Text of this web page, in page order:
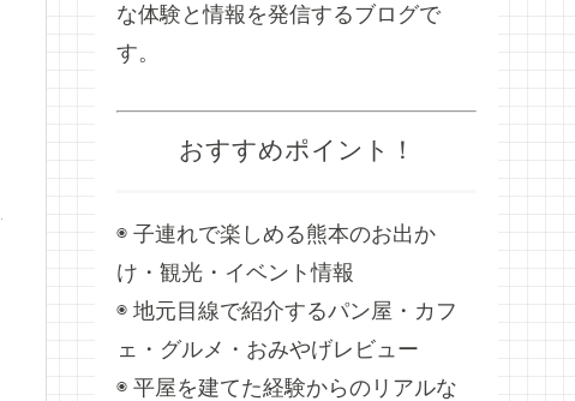
な体験と情報を発信するブログで
す。
おすすめポイント！
◉ 子連れで楽しめる熊本のお出か
け・観光・イベント情報
◉ 地元目線で紹介するパン屋・カフ
ェ・グルメ・おみやげレビュー
◉ 平屋を建てた経験からのリアルな